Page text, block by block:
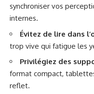
synchroniser vos
internes.
Évitez de lire dans
trop vive qui fatigue les
Privilégiez des
format compact,
reflet.